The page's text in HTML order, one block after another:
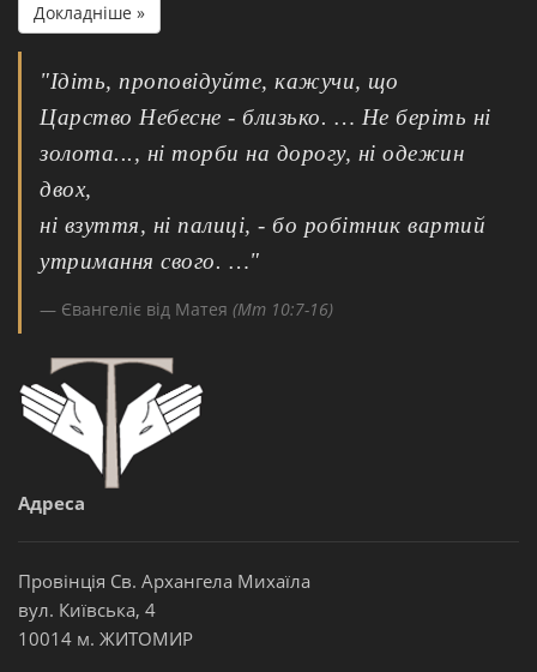
Докладніше »
"Ідіть, проповідуйте, кажучи, що
Царство Небесне - близько. … Не беріть ні
золота..., ні торби на дорогу, ні одежин
двох,
ні взуття, ні палиці, - бо робітник вартий
утримання свого. …"
Євангеліє від Матея (Мт 10:7-16)
Адреса
Провінція Св. Архангела Михаїла
вул. Київська, 4
10014 м. ЖИТОМИР